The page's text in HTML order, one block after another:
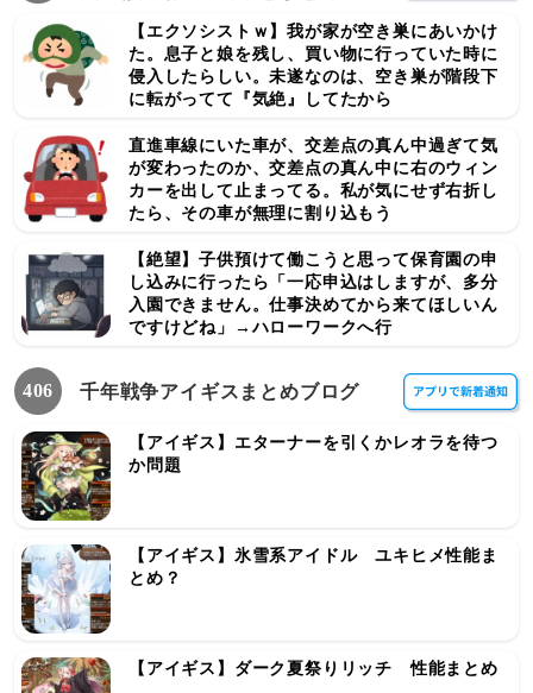
【エクソシストｗ】我が家が空き巣にあいかけ
た。息子と娘を残し、買い物に行っていた時に
侵入したらしい。未遂なのは、空き巣が階段下
に転がってて『気絶』してたから
直進車線にいた車が、交差点の真ん中過ぎて気
が変わったのか、交差点の真ん中に右のウィン
カーを出して止まってる。私が気にせず右折し
たら、その車が無理に割り込もう
【絶望】子供預けて働こうと思って保育園の申
し込みに行ったら「一応申込はしますが、多分
入園できません。仕事決めてから来てほしいん
ですけどね」→ハローワークへ行
406 千年戦争アイギスまとめブログ
【アイギス】エターナーを引くかレオラを待つ
か問題
【アイギス】氷雪系アイドル ユキヒメ性能ま
とめ？
【アイギス】ダーク夏祭りリッチ 性能まとめ